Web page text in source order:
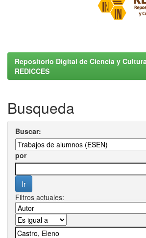
Repositorio Digital de Ciencia y
REDICCES
Busqueda
Buscar:
por
Filtros actuales: